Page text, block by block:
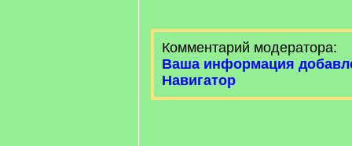
Комментарий модератора:
Ваша информация
Навигатор